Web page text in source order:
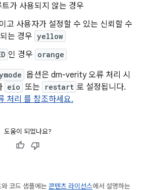
가 사용되지 않는 경우
이고 사용자가 설정할 수 있는 신뢰할 수
는 경우 yellow
인 경우 orange
옵션은 dm-verity 오류 처리 시
eio 또는 restart 로 설정됩니다.
처리 를 참조하세요.
도움이 되었나요?
코드 샘플에는 콘텐츠 라이선스에서 설명하는